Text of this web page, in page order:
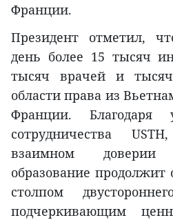
Франции.
Президент отметил,
день более 15 тысяч
тысяч врачей и
области права из
Франции. Благодаря
сотрудничества
взаимном
образование
столпом
подчеркивающим